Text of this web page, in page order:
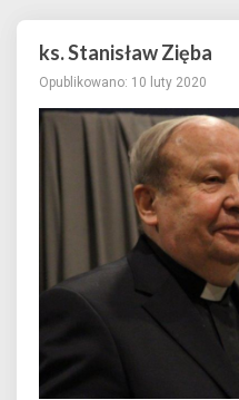
ks. Stanisław Zięba
Opublikowano: 10 luty 2020